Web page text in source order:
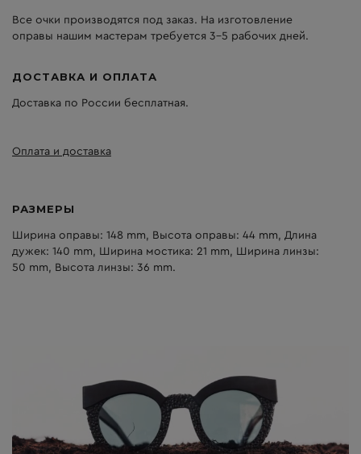
Все очки производятся под заказ. На изготовление
оправы нашим мастерам требуется 3-5 рабочих дней.
ДОСТАВКА И ОПЛАТА
Доставка по России бесплатная.
Оплата и доставка
РАЗМЕРЫ
Ширина оправы: 148 mm, Высота оправы: 44 mm, Длина
дужек: 140 mm, Ширина мостика: 21 mm, Ширина линзы:
50 mm, Высота линзы: 36 mm.